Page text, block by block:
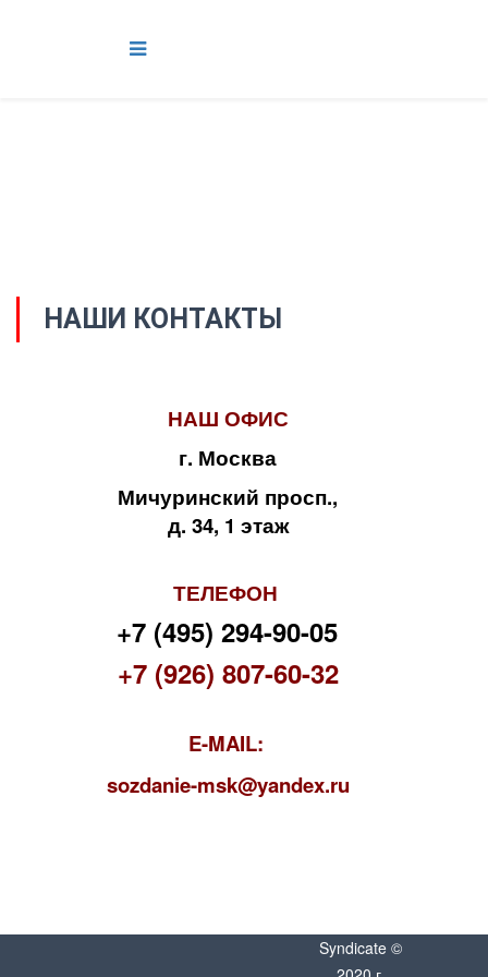
НАШИ КОНТАКТЫ
НАШ ОФИС
г. Москва
Мичуринский просп.,
д. 34, 1 этаж
ТЕЛЕФОН
+7 (495) 294-90-05
+7 (926) 807-60-32
E-MAIL:
sozdanie-msk@yandex.ru
Syndicate ©